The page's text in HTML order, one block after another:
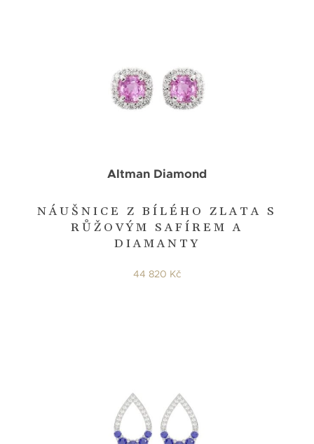
NÁUŠNICE Z BÍLÉHO ZLATA S
RŮŽOVÝM SAFÍREM A
DIAMANTY
Altman Diamond
44 820 Kč